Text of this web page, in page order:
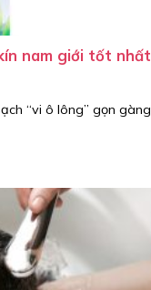
nam giới tốt nhất
“vi ô lông” gọn gàng